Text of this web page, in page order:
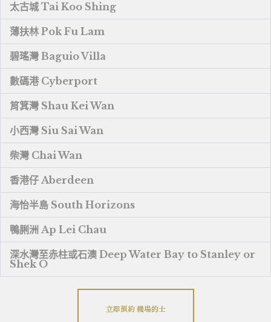
太古城 Tai Koo Shing
薄扶林 Pok Fu Lam
碧瑤灣 Baguio Villa
數碼港 Cyberport
筲箕灣 Shau Kei Wan
小西灣 Siu Sai Wan
柴灣 Chai Wan
香港仔 Aberdeen
海怡半島 South Horizons
鴨脷洲 Ap Lei Chau
深水灣至赤柱或石澳 Deep Water Bay to Stanley or
Shek O
立即預約 機場的士